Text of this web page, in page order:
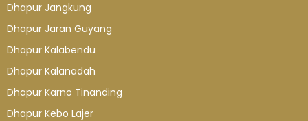
Dhapur Jangkung
Dhapur Jaran Guyang
Dhapur Kalabendu
Dhapur Kalanadah
Dhapur Karno Tinanding
Dhapur Kebo Lajer